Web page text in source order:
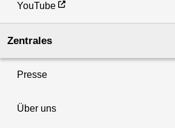
YouTube
Zentrales
Presse
Über uns